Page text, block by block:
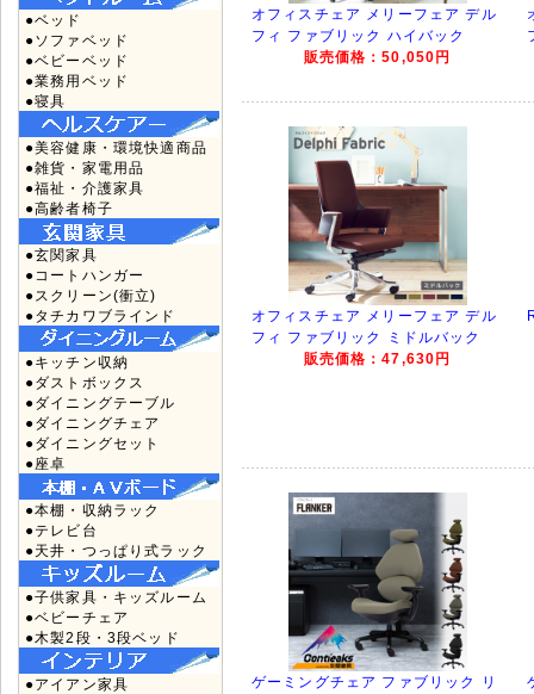
●ベッド
●ソファベッド
●ベビーベッド
●業務用ベッド
●寝具
●美容健康・環境快適商品
●雑貨・家電用品
●福祉・介護家具
●高齢者椅子
●玄関家具
●コートハンガー
●スクリーン(衝立)
●タチカワブラインド
●キッチン収納
●ダストボックス
●ダイニングテーブル
●ダイニングチェア
●ダイニングセット
●座卓
●本棚・収納ラック
●テレビ台
●天井・つっぱり式ラック
●子供家具・キッズルーム
●ベビーチェア
●木製2段・3段ベッド
●アイアン家具
オフィスチェア メリーフェア デル
フィ ファブリック ハイバック
販売価格：50,050円
オフィスチェア メリーフェア デル
フィ ファブリック ミドルバック
販売価格：47,630円
ゲーミングチェア ファブリック リ